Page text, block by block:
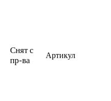
Снят с
пр-ва
Артикул